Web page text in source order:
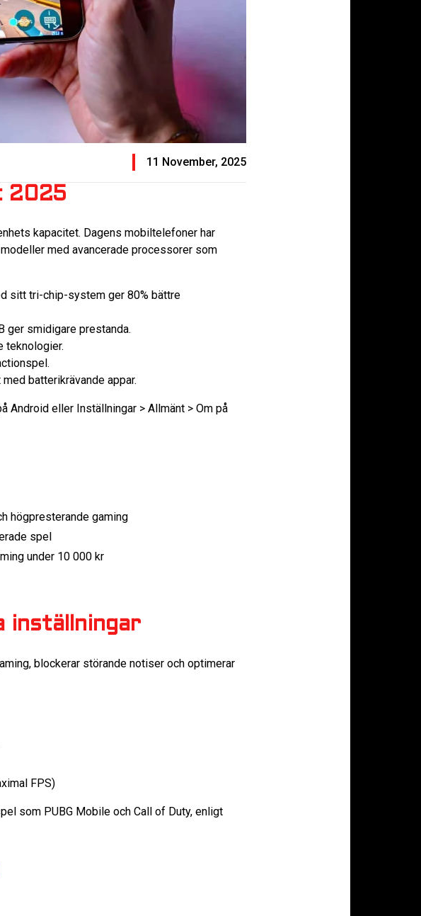
11 November, 2025
2025
kapacitet. Dagens mobiltelefoner har
med avancerade processorer som
sitt tri-chip-system ger 80% bättre
ger smidigare prestanda.
teknologier.
batterikrävande appar.
Android eller Inställningar > Allmänt > Om på
högpresterande gaming
spel
under 10 000 kr
inställningar
blockerar störande notiser och optimerar
FPS)
som PUBG Mobile och Call of Duty, enligt